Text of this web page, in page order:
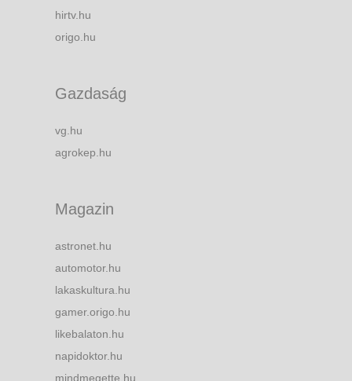
hirtv.hu
origo.hu
Gazdaság
vg.hu
agrokep.hu
Magazin
astronet.hu
automotor.hu
lakaskultura.hu
gamer.origo.hu
likebalaton.hu
napidoktor.hu
mindmegette.hu